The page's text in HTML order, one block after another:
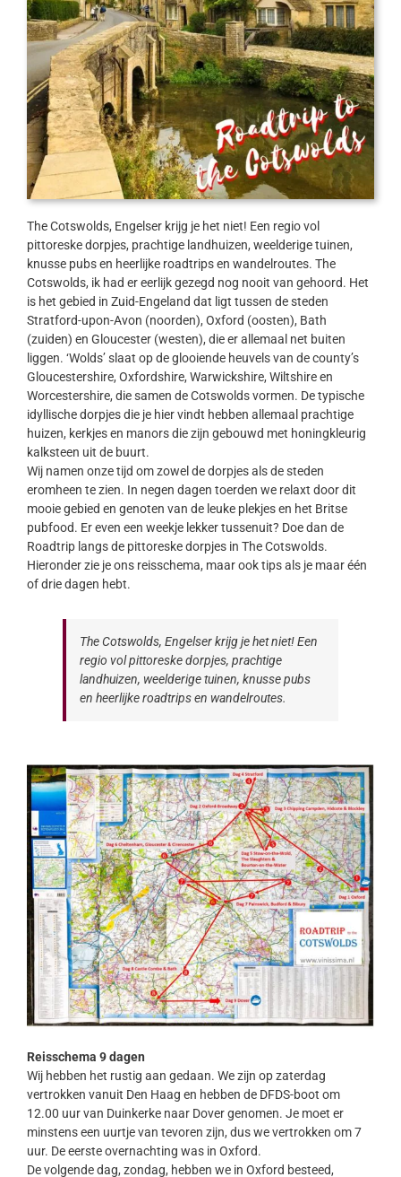
The Cotswolds, Engelser krijg je het niet! Een regio vol
pittoreske dorpjes, prachtige landhuizen, weelderige tuinen,
knusse pubs en heerlijke roadtrips en wandelroutes. The
Cotswolds, ik had er eerlijk gezegd nog nooit van gehoord. Het
is het gebied in Zuid-Engeland dat ligt tussen de steden
Stratford-upon-Avon (noorden), Oxford (oosten), Bath
(zuiden) en Gloucester (westen), die er allemaal net buiten
liggen. ‘Wolds’ slaat op de glooiende heuvels van de county’s
Gloucestershire, Oxfordshire, Warwickshire, Wiltshire en
Worcestershire, die samen de Cotswolds vormen. De typische
idyllische dorpjes die je hier vindt hebben allemaal prachtige
huizen, kerkjes en manors die zijn gebouwd met honingkleurig
kalksteen uit de buurt.
Wij namen onze tijd om zowel de dorpjes als de steden
eromheen te zien. In negen dagen toerden we relaxt door dit
mooie gebied en genoten van de leuke plekjes en het Britse
pubfood. Er even een weekje lekker tussenuit? Doe dan de
Roadtrip langs de pittoreske dorpjes in The Cotswolds.
Hieronder zie je ons reisschema, maar ook tips als je maar één
of drie dagen hebt.
The Cotswolds, Engelser krijg je het niet! Een
regio vol pittoreske dorpjes, prachtige
landhuizen, weelderige tuinen, knusse pubs
en heerlijke roadtrips en wandelroutes.
Reisschema 9 dagen
Wij hebben het rustig aan gedaan. We zijn op zaterdag
vertrokken vanuit Den Haag en hebben de DFDS-boot om
12.00 uur van Duinkerke naar Dover genomen. Je moet er
minstens een uurtje van tevoren zijn, dus we vertrokken om 7
uur. De eerste overnachting was in Oxford.
De volgende dag, zondag, hebben we in Oxford besteed,